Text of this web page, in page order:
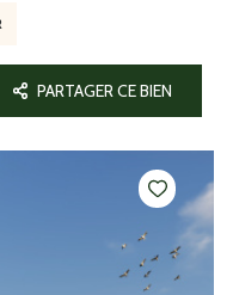
PARTAGER CE BIEN